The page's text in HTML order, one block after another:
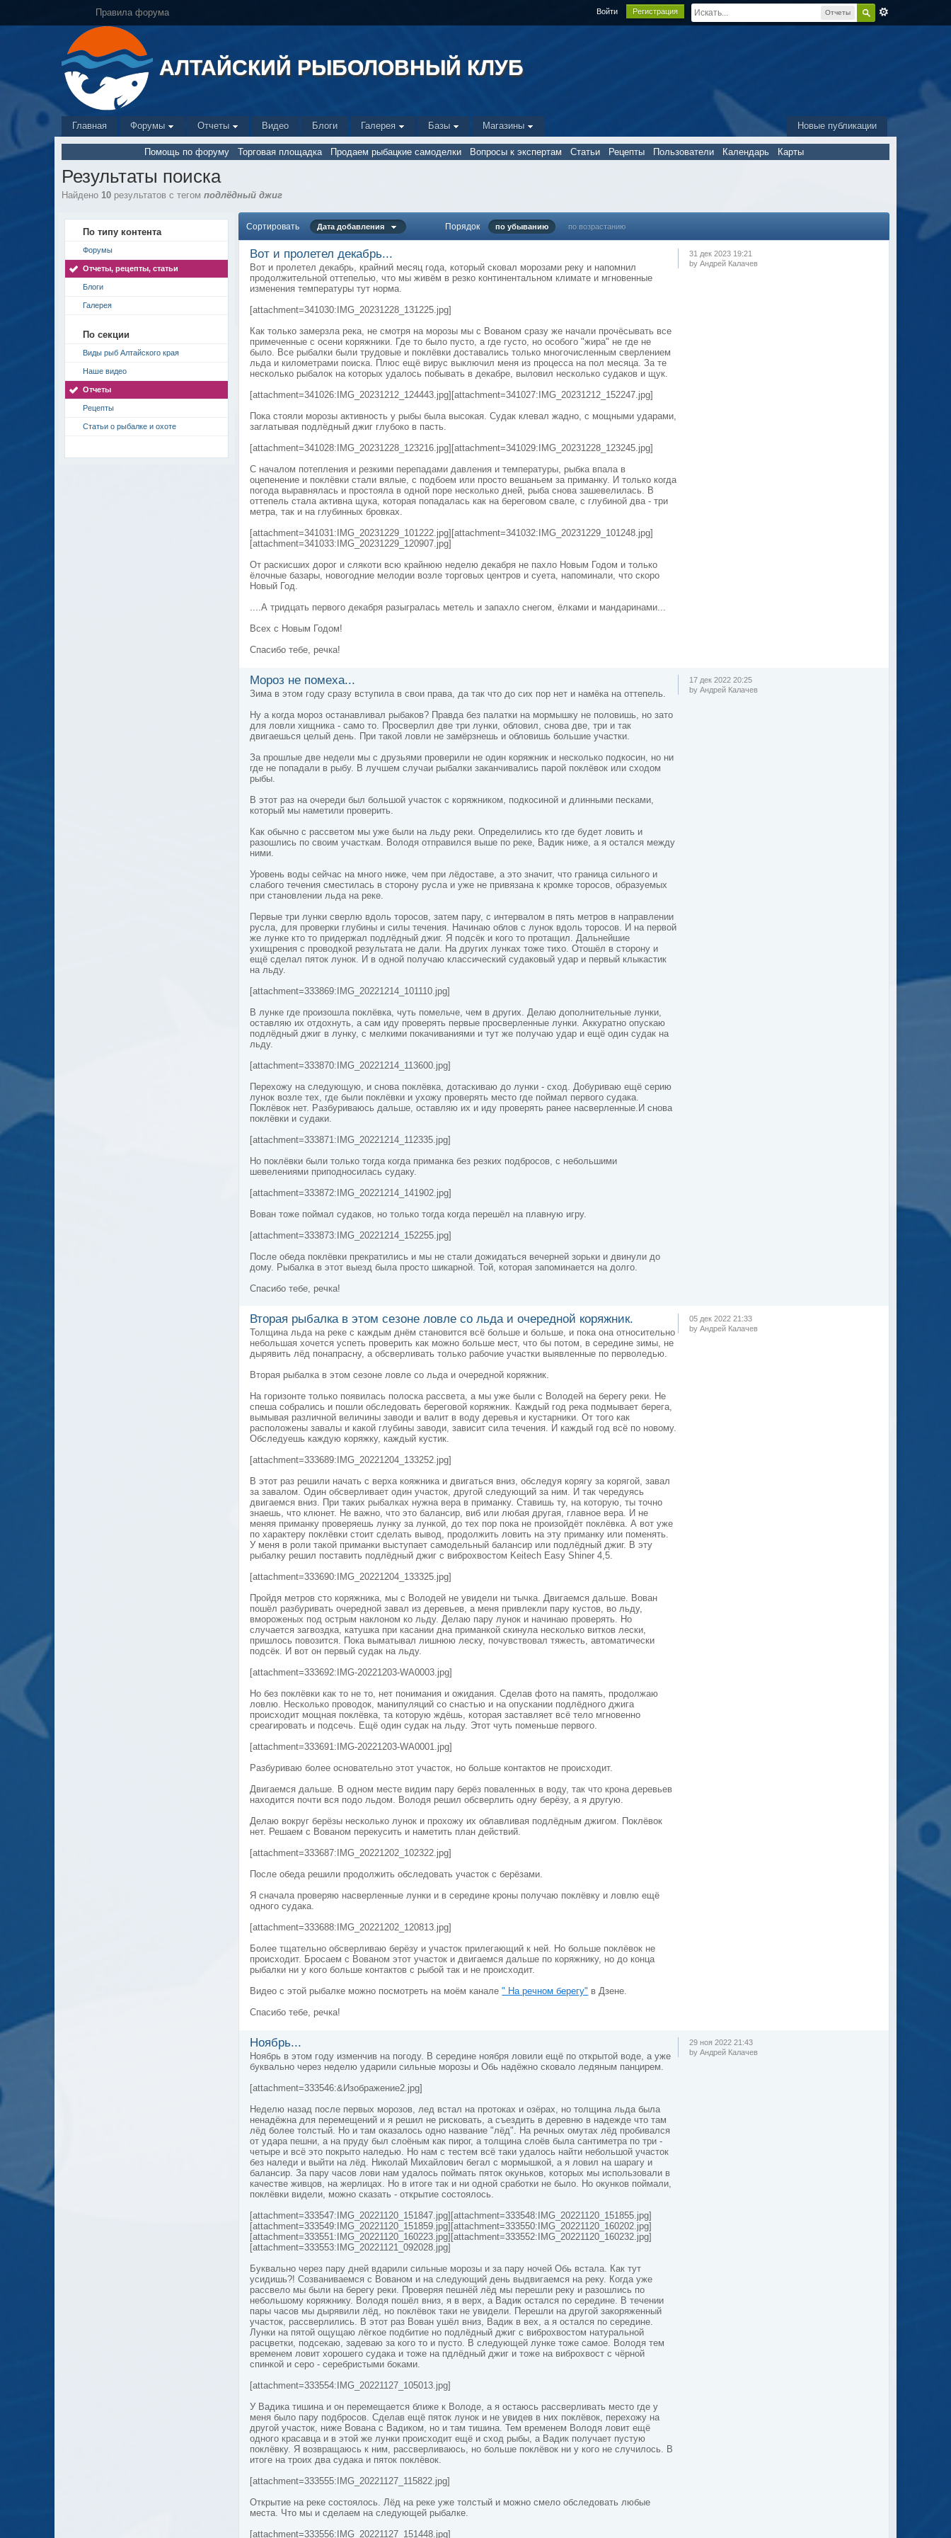
Отчеты
Правила форума Войти Регистрация
АЛТАЙСКИЙ РЫБОЛОВНЫЙ КЛУБ
Новые публикации
Главная Форумы Отчеты Видео Блоги Галерея Базы Магазины
Помощь по форуму Торговая площадка Продаем рыбацкие самоделки Вопросы к экспертам Статьи Рецепты Пользователи Календарь Карты
Результаты поиска
Найдено 10 результатов с тегомподлёдный джиг
По типу контента
Форумы
Отчеты, рецепты, статьи
Блоги
Галерея
По секции
Виды рыб Алтайского края
Наше видео
Отчеты
Рецепты
Статьи о рыбалке и охоте
Сортировать Дата добавления Порядок по убыванию по возрастанию
Вот и пролетел декабрь...
Вот и пролетел декабрь, крайний месяц года, который сковал морозами реку и напомнил
продолжительной оттепелью, что мы живём в резко континентальном климате и мгновенные
изменения температуры тут норма.
[attachment=341030:IMG_20231228_131225.jpg]
Как только замерзла река, не смотря на морозы мы с Вованом сразу же начали прочёсывать все
примеченные с осени коряжники. Где то было пусто, а где густо, но особого "жира" не где не
было. Все рыбалки были трудовые и поклёвки доставались только многочисленным сверлением
льда и километрами поиска. Плюс ещё вирус выключил меня из процесса на пол месяца. За те
несколько рыбалок на которых удалось побывать в декабре, выловил несколько судаков и щук.
[attachment=341026:IMG_20231212_124443.jpg][attachment=341027:IMG_20231212_152247.jpg]
Пока стояли морозы активность у рыбы была высокая. Судак клевал жадно, с мощными ударами,
заглатывая подлёдный джиг глубоко в пасть.
[attachment=341028:IMG_20231228_123216.jpg][attachment=341029:IMG_20231228_123245.jpg]
С началом потепления и резкими перепадами давления и температуры, рыбка впала в
оцепенение и поклёвки стали вялые, с подбоем или просто вешаньем за приманку. И только когда
погода выравнялась и простояла в одной поре несколько дней, рыба снова зашевелилась. В
оттепель стала активна щука, которая попадалась как на береговом свале, с глубиной два - три
метра, так и на глубинных бровках.
[attachment=341031:IMG_20231229_101222.jpg][attachment=341032:IMG_20231229_101248.jpg]
[attachment=341033:IMG_20231229_120907.jpg]
От раскисших дорог и слякоти всю крайнюю неделю декабря не пахло Новым Годом и только
ёлочные базары, новогодние мелодии возле торговых центров и суета, напоминали, что скоро
Новый Год.
....А тридцать первого декабря разыгралась метель и запахло снегом, ёлками и мандаринами...
Всех с Новым Годом!
Спасибо тебе, речка!
31 дек 2023 19:21
by Андрей Калачев
Мороз не помеха...
Зима в этом году сразу вступила в свои права, да так что до сих пор нет и намёка на оттепель.
Ну а когда мороз останавливал рыбаков? Правда без палатки на мормышку не половишь, но зато
для ловли хищника - само то. Просверлил две три лунки, обловил, снова две, три и так
двигаешься целый день. При такой ловли не замёрзнешь и обловишь большие участки.
За прошлые две недели мы с друзьями проверили не один коряжник и несколько подкосин, но ни
где не попадали в рыбу. В лучшем случаи рыбалки заканчивались парой поклёвок или сходом
рыбы.
В этот раз на очереди был большой участок с коряжником, подкосиной и длинными песками,
который мы наметили проверить.
Как обычно с рассветом мы уже были на льду реки. Определились кто где будет ловить и
разошлись по своим участкам. Володя отправился выше по реке, Вадик ниже, а я остался между
ними.
Уровень воды сейчас на много ниже, чем при лёдоставе, а это значит, что граница сильного и
слабого течения сместилась в сторону русла и уже не привязана к кромке торосов, образуемых
при становлении льда на реке.
Первые три лунки сверлю вдоль торосов, затем пару, с интервалом в пять метров в направлении
русла, для проверки глубины и силы течения. Начинаю облов с лунок вдоль торосов. И на первой
же лунке кто то придержал подлёдный джиг. Я подсёк и кого то протащил. Дальнейшие
ухищрения с проводкой результата не дали. На других лунках тоже тихо. Отошёл в сторону и
ещё сделал пяток лунок. И в одной получаю классический судаковый удар и первый клыкастик
на льду.
[attachment=333869:IMG_20221214_101110.jpg]
В лунке где произошла поклёвка, чуть помельче, чем в других. Делаю дополнительные лунки,
оставляю их отдохнуть, а сам иду проверять первые просверленные лунки. Аккуратно опускаю
подлёдный джиг в лунку, с мелкими покачиваниями и тут же получаю удар и ещё один судак на
льду.
[attachment=333870:IMG_20221214_113600.jpg]
Перехожу на следующую, и снова поклёвка, дотаскиваю до лунки - сход. Добуриваю ещё серию
лунок возле тех, где были поклёвки и ухожу проверять место где поймал первого судака.
Поклёвок нет. Разбуриваюсь дальше, оставляю их и иду проверять ранее насверленные.И снова
поклёвки и судаки.
[attachment=333871:IMG_20221214_112335.jpg]
Но поклёвки были только тогда когда приманка без резких подбросов, с небольшими
шевелениями приподносилась судаку.
[attachment=333872:IMG_20221214_141902.jpg]
Вован тоже поймал судаков, но только тогда когда перешёл на плавную игру.
[attachment=333873:IMG_20221214_152255.jpg]
После обеда поклёвки прекратились и мы не стали дожидаться вечерней зорьки и двинули до
дому. Рыбалка в этот выезд была просто шикарной. Той, которая запоминается на долго.
Спасибо тебе, речка!
17 дек 2022 20:25
by Андрей Калачев
Вторая рыбалка в этом сезоне ловле со льда и очередной коряжник.
Толщина льда на реке с каждым днём становится всё больше и больше, и пока она относительно
небольшая хочется успеть проверить как можно больше мест, что бы потом, в середине зимы, не
дырявить лёд понапрасну, а обсверливать только рабочие участки выявленные по перволедью.
Вторая рыбалка в этом сезоне ловле со льда и очередной коряжник.
На горизонте только появилась полоска рассвета, а мы уже были с Володей на берегу реки. Не
спеша собрались и пошли обследовать береговой коряжник. Каждый год река подмывает берега,
вымывая различной величины заводи и валит в воду деревья и кустарники. От того как
расположены завалы и какой глубины заводи, зависит сила течения. И каждый год всё по новому.
Обследуешь каждую коряжку, каждый кустик.
[attachment=333689:IMG_20221204_133252.jpg]
В этот раз решили начать с верха кояжника и двигаться вниз, обследуя корягу за корягой, завал
за завалом. Один обсверливает один участок, другой следующий за ним. И так чередуясь
двигаемся вниз. При таких рыбалках нужна вера в приманку. Ставишь ту, на которую, ты точно
знаешь, что клюнет. Не важно, что это балансир, виб или любая другая, главное вера. И не
меняя приманку проверяешь лунку за лункой, до тех пор пока не произойдёт поклёвка. А вот уже
по характеру поклёвки стоит сделать вывод, продолжить ловить на эту приманку или поменять.
У меня в роли такой приманки выступает самодельный балансир или подлёдный джиг. В эту
рыбалку решил поставить подлёдный джиг с виброхвостом Keitech Easy Shiner 4,5.
[attachment=333690:IMG_20221204_133325.jpg]
Пройдя метров сто коряжника, мы с Володей не увидели ни тычка. Двигаемся дальше. Вован
пошёл разбуривать очередной завал из деревьев, а меня привлекли пару кустов, во льду,
вмороженых под острым наклоном ко льду. Делаю пару лунок и начинаю проверять. Но
случается загвоздка, катушка при касании дна приманкой скинула несколько витков лески,
пришлось повозится. Пока выматывал лишнюю леску, почувствовал тяжесть, автоматически
подсёк. И вот он первый судак на льду.
[attachment=333692:IMG-20221203-WA0003.jpg]
Но без поклёвки как то не то, нет понимания и ожидания. Сделав фото на память, продолжаю
ловлю. Несколько проводок, манипуляций со снастью и на опускании подлёдного джига
происходит мощная поклёвка, та которую ждёшь, которая заставляет всё тело мгновенно
среагировать и подсечь. Ещё один судак на льду. Этот чуть поменьше первого.
[attachment=333691:IMG-20221203-WA0001.jpg]
Разбуриваю более основательно этот участок, но больше контактов не происходит.
Двигаемся дальше. В одном месте видим пару берёз поваленных в воду, так что крона деревьев
находится почти вся подо льдом. Володя решил обсверлить одну берёзу, а я другую.
Делаю вокруг берёзы несколько лунок и прохожу их облавливая подлёдным джигом. Поклёвок
нет. Решаем с Вованом перекусить и наметить план действий.
[attachment=333687:IMG_20221202_102322.jpg]
После обеда решили продолжить обследовать участок с берёзами.
Я сначала проверяю насверленные лунки и в середине кроны получаю поклёвку и ловлю ещё
одного судака.
[attachment=333688:IMG_20221202_120813.jpg]
Более тщательно обсверливаю берёзу и участок прилегающий к ней. Но больше поклёвок не
происходит. Бросаем с Вованом этот участок и двигаемся дальше по коряжнику, но до конца
рыбалки ни у кого больше контактов с рыбой так и не происходит.
Видео с этой рыбалке можно посмотреть на моём канале" На речном берегу" в Дзене.
Спасибо тебе, речка!
05 дек 2022 21:33
by Андрей Калачев
Ноябрь...
Ноябрь в этом году изменчив на погоду. В середине ноября ловили ещё по открытой воде, а уже
буквально через неделю ударили сильные морозы и Обь надёжно сковало ледяным панцирем.
[attachment=333546:&Изображение2.jpg]
Неделю назад после первых морозов, лед встал на протоках и озёрах, но толщина льда была
ненадёжна для перемещений и я решил не рисковать, а съездить в деревню в надежде что там
лёд более толстый. Но и там оказалось одно название "лёд". На речных омутах лёд пробивался
от удара пешни, а на пруду был слоёным как пирог, а толщина слоёв была сантиметра по три -
четыре и всё это покрыто наледью. Но нам с тестем всё таки удалось найти небольшой участок
без наледи и выйти на лёд. Николай Михайлович бегал с мормышкой, а я ловил на шарагу и
балансир. За пару часов лови нам удалось поймать пяток окуньков, которых мы использовали в
качестве живцов, на жерлицах. Но в итоге так и ни одной сработки не было. Но окунков поймали,
поклёвки видели, можно сказать - открытие состоялось.
[attachment=333547:IMG_20221120_151847.jpg][attachment=333548:IMG_20221120_151855.jpg]
[attachment=333549:IMG_20221120_151859.jpg][attachment=333550:IMG_20221120_160202.jpg]
[attachment=333551:IMG_20221120_160223.jpg][attachment=333552:IMG_20221120_160232.jpg]
[attachment=333553:IMG_20221121_092028.jpg]
Буквально через пару дней вдарили сильные морозы и за пару ночей Обь встала. Как тут
усидишь?! Созваниваемся с Вованом и на следующий день выдвигаемся на реку. Когда уже
рассвело мы были на берегу реки. Проверяя пешнёй лёд мы перешли реку и разошлись по
небольшому коряжнику. Володя пошёл вниз, я в верх, а Вадик остался по середине. В течении
пары часов мы дырявили лёд, но поклёвок таки не увидели. Перешли на другой закоряженный
участок, рассверлились. В этот раз Вован ушёл вниз, Вадик в вех, а я остался по середине.
Лунки на пятой ощущаю лёгкое подбитие но подлёдный джиг с виброхвостом натуральной
расцветки, подсекаю, задеваю за кого то и пусто. В следующей лунке тоже самое. Володя тем
временем ловит хорошего судака и тоже на пдлёдный джиг и тоже на виброхвост с чёрной
спинкой и серо - серебристыми боками.
[attachment=333554:IMG_20221127_105013.jpg]
У Вадика тишина и он перемещается ближе к Володе, а я остаюсь рассверливать место где у
меня было пару подбросов. Сделав ещё пяток лунок и не увидев в них поклёвок, перехожу на
другой участок, ниже Вована с Вадиком, но и там тишина. Тем временем Володя ловит ещё
одного красавца и в этой же лунки происходит ещё и сход рыбы, а Вадик получает пустую
поклёвку. Я возвращаюсь к ним, рассверливаюсь, но больше поклёвок ни у кого не случилось. В
итоге на троих два судака и пяток поклёвок.
[attachment=333555:IMG_20221127_115822.jpg]
Открытие на реке состоялось. Лёд на реке уже толстый и можно смело обследовать любые
места. Что мы и сделаем на следующей рыбалке.
[attachment=333556:IMG_20221127_151448.jpg]
29 ноя 2022 21:43
by Андрей Калачев